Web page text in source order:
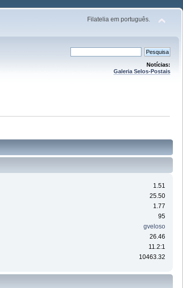
Filatelia em português.
Notícias:
Galeria Selos-Postais
1.51
25.50
1.77
95
gveloso
26.46
11.2:1
10463.32